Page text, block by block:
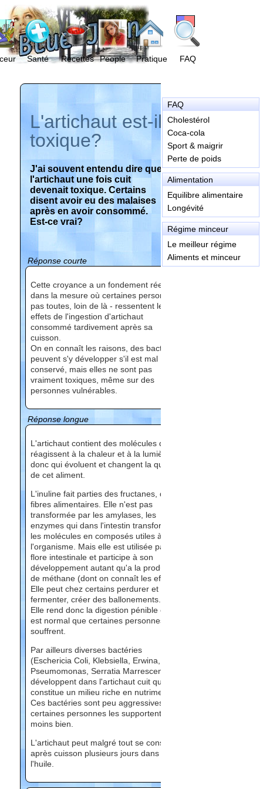
Santé Recettes People Pratique FAQ
FAQ
Cholestérol
Coca-cola
Sport & maigrir
Perte de poids
Alimentation
Equilibre alimentaire
Longévité
Régime minceur
Le meilleur régime
Aliments et minceur
L'artichaut est-il
toxique?
J'ai souvent entendu dire que
l'artichaut une fois cuit
devenait toxique. Certains
disent avoir eu des malaises
après en avoir consommé.
Est-ce vrai?
Réponse courte
Cette croyance a un fondement réel
dans la mesure où certaines personnes -
pas toutes, loin de là - ressentent les
effets de l'ingestion d'artichaut
consommé tardivement après sa
cuisson.
On en connaît les raisons, des bactéries
peuvent s'y développer s'il est mal
conservé, mais elles ne sont pas
vraiment toxiques, même sur des
personnes vulnérables.
Réponse longue
L'artichaut contient des molécules qui
réagissent à la chaleur et à la lumière,
donc qui évoluent et changent la qualité
de cet aliment.
L'inuline fait parties des fructanes, des
fibres alimentaires. Elle n'est pas
transformée par les amylases, les
enzymes qui dans l'intestin transforment
les molécules en composés utiles à
l'organisme. Mais elle est utilisée par la
flore intestinale et participe à son
développement autant qu'a la production
de méthane (dont on connaît les effets!).
Elle peut chez certains perdurer et
fermenter, créer des ballonements.
Elle rend donc la digestion pénible et il
est normal que certaines personnes en
souffrent.
Par ailleurs diverses bactéries
(Eschericia Coli, Klebsiella, Erwina,
Pseumomonas, Serratia Marrescens) se
développent dans l'artichaut cuit qui
constitue un milieu riche en nutriments.
Ces bactéries sont peu aggressives mais
certaines personnes les supportent
moins bien.
L'artichaut peut malgré tout se conserver
après cuisson plusieurs jours dans
l'huile.